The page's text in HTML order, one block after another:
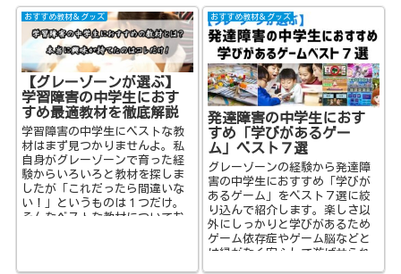
おすすめ教材＆グッズ
【グレーゾーンが選ぶ】
学習障害の中学生におす
すめ最適教材を徹底解説
学習障害の中学生にベストな教
材はまず見つかりませんよ。私
自身がグレーゾーンで育った経
験からいろいろと教材を探しま
したが「これだったら間違いな
い！」というものは１つだけ。
そんなベストな教材についてお
おすすめ教材＆グッズ
発達障害の中学生におす
すめ「学びがあるゲー
ム」ベスト７選
グレーゾーンの経験から発達障
害の中学生におすすめ「学びが
あるゲーム」をベスト７選に絞
り込んで紹介します。楽しさ以
外にしっかりと学びがあるため
ゲーム依存症やゲーム脳などと
は縁がなく安心して遊ばせられ